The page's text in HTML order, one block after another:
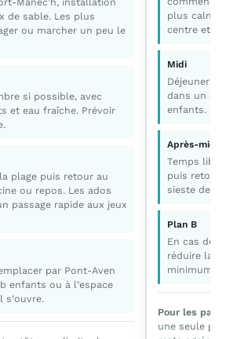
de sable. Les plus
ou marcher un peu le
si possible, avec
et eau fraîche. Prévoir
plage puis retour au
ou repos. Les ados
passage rapide aux jeux
par Pont-Aven
enfants ou à l’espace
s’ouvre.
plus
centre et le
Midi
Déjeuner
dans un
enfants.
Après-midi
Temps
puis retour
sieste des
Plan B
En cas de
réduire la
minimum.
Pour les
une seule